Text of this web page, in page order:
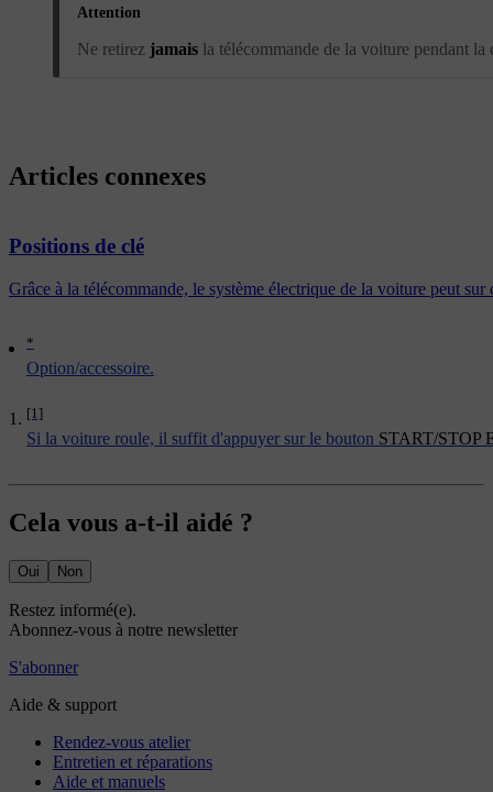
Attention
Ne retirez jamais la télécommande de la voiture pendant
*
Option/accessoire.
[1]
Si la voiture roule, il suffit d'appuyer sur le bouton START/STOP
Articles connexes
Positions de clé
Grâce à la télécommande, le système électrique de la voiture peut
Cela vous a-t-il aidé ?
Oui Non